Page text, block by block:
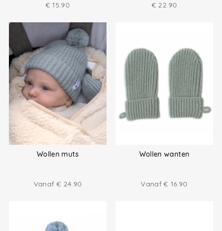
€ 15.90 € 22.90
Wollen muts
Vanaf € 24.90
Wollen wanten
Vanaf€ 16.90